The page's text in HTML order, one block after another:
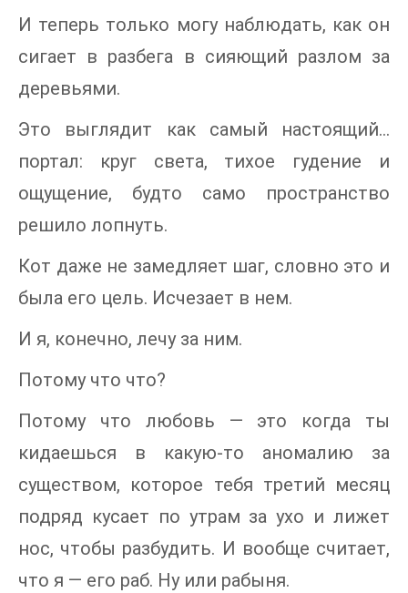
И теперь только могу наблюдать, как он
сигает в разбега в сияющий разлом за
деревьями.
Это выглядит как самый настоящий…
портал: круг света, тихое гудение и
ощущение, будто само пространство
решило лопнуть.
Кот даже не замедляет шаг, словно это и
была его цель. Исчезает в нем.
И я, конечно, лечу за ним.
Потому что что?
Потому что любовь — это когда ты
кидаешься в какую-то аномалию за
существом, которое тебя третий месяц
подряд кусает по утрам за ухо и лижет
нос, чтобы разбудить. И вообще считает,
что я — его раб. Ну или рабыня.